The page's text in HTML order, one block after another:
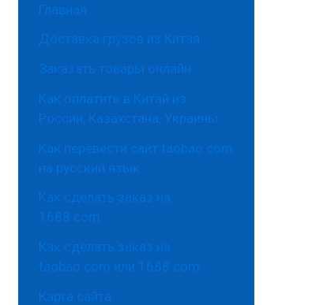
морепродукты огурцов и другие
из морепродуктов, рыбные
Главная
Доставка грузов из Китая
Заказать товары онлайн
Как оплатить в Китай из
России, Казахстана, Украины
Как перевести сайт taobao.com
на русский язык
Как сделать заказ на
1688.com
Как сделать заказ на
taobao.com или 1688.com
Карта сайта